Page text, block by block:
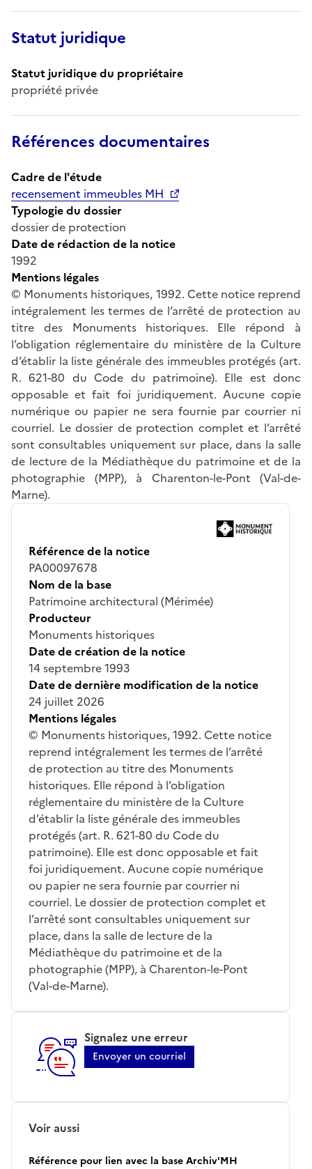
Statut juridique
Statut juridique du propriétaire
propriété privée
Références documentaires
Cadre de l'étude
recensement immeubles MH
Typologie du dossier
dossier de protection
Date de rédaction de la notice
1992
Mentions légales
© Monuments historiques, 1992. Cette notice reprend
intégralement les termes de l’arrêté de protection au
titre des Monuments historiques. Elle répond à
l’obligation réglementaire du ministère de la Culture
d’établir la liste générale des immeubles protégés (art.
R. 621-80 du Code du patrimoine). Elle est donc
opposable et fait foi juridiquement. Aucune copie
numérique ou papier ne sera fournie par courrier ni
courriel. Le dossier de protection complet et l’arrêté
sont consultables uniquement sur place, dans la salle
de lecture de la Médiathèque du patrimoine et de la
photographie (MPP), à Charenton-le-Pont (Val-de-
Marne).
Référence de la notice
PA00097678
Nom de la base
Patrimoine architectural (Mérimée)
Producteur
Monuments historiques
Date de création de la notice
14 septembre 1993
Date de dernière modification de la notice
24 juillet 2026
Mentions légales
© Monuments historiques, 1992. Cette notice
reprend intégralement les termes de l’arrêté
de protection au titre des Monuments
historiques. Elle répond à l’obligation
réglementaire du ministère de la Culture
d’établir la liste générale des immeubles
protégés (art. R. 621-80 du Code du
patrimoine). Elle est donc opposable et fait
foi juridiquement. Aucune copie numérique
ou papier ne sera fournie par courrier ni
courriel. Le dossier de protection complet et
l’arrêté sont consultables uniquement sur
place, dans la salle de lecture de la
Médiathèque du patrimoine et de la
photographie (MPP), à Charenton-le-Pont
(Val-de-Marne).
Signalez une erreur
Envoyer un courriel
Voir aussi
Référence pour lien avec la base Archiv'MH